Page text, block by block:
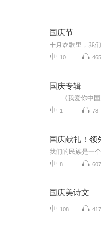
国庆节
10 465
国庆专辑
1 78
国庆献礼！领
8
国庆美诗文
108